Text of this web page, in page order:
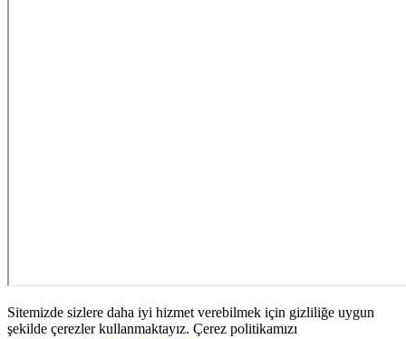
Sitemizde sizlere daha iyi hizmet verebilmek için gizliliğe uygun
şekilde çerezler kullanmaktayız. Çerez politikamızı